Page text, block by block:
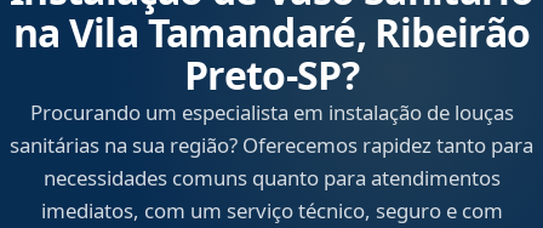
na Vila Tamandaré, Ribeirão
Preto‑SP?
Procurando um especialista em instalação de louças
sanitárias na sua região? Oferecemos rapidez tanto para
necessidades comuns quanto para atendimentos
imediatos, com um serviço técnico, seguro e com